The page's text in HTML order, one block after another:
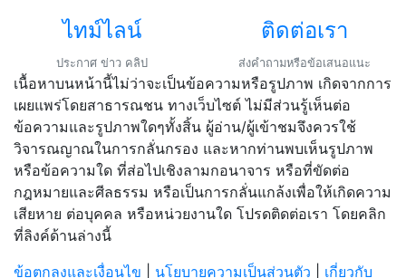
ไทม์ไลน์
ประกาศ ข่าว คลิป
ติดต่อเรา
ส่งคำถามหรือข้อเสนอแนะ
เนื้อหาบนหน้านี้ไม่ว่าจะเป็นข้อความหรือรูปภาพ เกิดจากการ
เผยแพร่โดยสาธารณชน ทางเว็บไซต์ ไม่มีส่วนรู้เห็นต่อ
ข้อความและรูปภาพใดๆทั้งสิ้น ผู้อ่าน/ผู้เข้าชมจึงควรใช้
วิจารณญาณในการกลั่นกรอง และหากท่านพบเห็นรูปภาพ
หรือข้อความใด ที่ส่อไปเชิงลามกอนาจาร หรือที่ขัดต่อ
กฎหมายและศีลธรรม หรือเป็นการกลั่นแกล้งเพื่อให้เกิดความ
เสียหาย ต่อบุคคล หรือหน่วยงานใด โปรดติดต่อเรา โดยคลิก
ที่ลิงค์ด้านล่างนี้
ข้อตกลงและเงื่อนไข
นโยบายความเป็นส่วนตัว เกี่ยวกับ